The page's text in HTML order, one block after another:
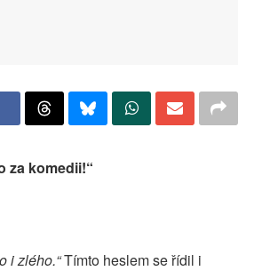
za komedii!“
i zlého.“Tímto heslem se řídil i